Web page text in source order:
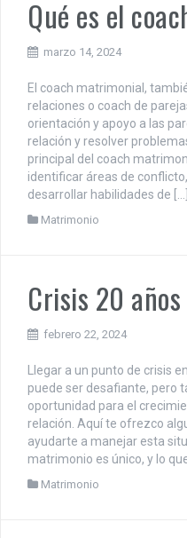
Qué es el
marzo 14, 2024
El coach matrimonial,
relaciones o coach de
orientación y apoyo a las
relación y resolver
principal del coach
identificar áreas de
desarrollar habilidades de […]
Matrimonio
Crisis 20
febrero 22, 2024
Llegar a un punto de crisis
puede ser desafiante, pero
oportunidad para el
relación. Aquí te ofrezco
ayudarte a manejar esta
matrimonio es único, y lo
Matrimonio